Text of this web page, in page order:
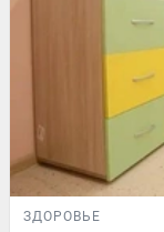
ЗДОРОВЬЕ